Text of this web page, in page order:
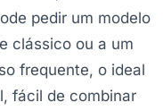
pedir um modelo
clássico ou a um
frequente, o ideal
fácil de combinar